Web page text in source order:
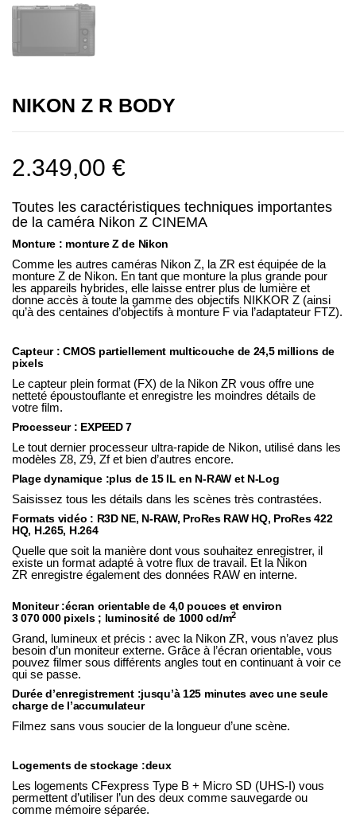
NIKON Z R BODY
2.349,00 €
Toutes les caractéristiques techniques importantes
de la caméra Nikon Z CINEMA
Monture : monture Z de Nikon
Comme les autres caméras Nikon Z, la ZR est équipée de la
monture Z de Nikon. En tant que monture la plus grande pour
les appareils hybrides, elle laisse entrer plus de lumière et
donne accès à toute la gamme des objectifs NIKKOR Z (ainsi
qu’à des centaines d’objectifs à monture F via l’adaptateur FTZ).
Capteur : CMOS partiellement multicouche de 24,5 millions de
pixels
Le capteur plein format (FX) de la Nikon ZR vous offre une
netteté époustouflante et enregistre les moindres détails de
votre film.
Processeur : EXPEED 7
Le tout dernier processeur ultra-rapide de Nikon, utilisé dans les
modèles Z8, Z9, Zfet bien d’autres encore.
Plage dynamique :plus de 15 IL en N-RAW et N-Log
Saisissez tous les détails dans les scènes très contrastées.
Formats vidéo : R3D NE, N-RAW, ProRes RAW HQ, ProRes 422
HQ, H.265, H.264
Quelle que soit la manière dont vous souhaitez enregistrer, il
existe un format adapté à votre flux de travail. Et la Nikon
ZR enregistre également des données RAW en interne.
Moniteur :écran orientable de 4,0 pouces et environ
3 070 000 pixels ; luminosité de 1000 cd/m2
Grand, lumineux et précis : avec la Nikon ZR, vous n’avez plus
besoin d’un moniteur externe. Grâce à l’écran orientable, vous
pouvez filmer sous différents angles tout en continuant à voir ce
qui se passe.
Durée d’enregistrement :jusqu’à 125 minutes avec une seule
charge de l’accumulateur
Filmez sans vous soucier de la longueur d’une scène.
Logements de stockage :deux
Les logements CFexpress Type B + Micro SD (UHS-I) vous
permettent d’utiliser l’un des deux comme sauvegarde ou
comme mémoire séparée.